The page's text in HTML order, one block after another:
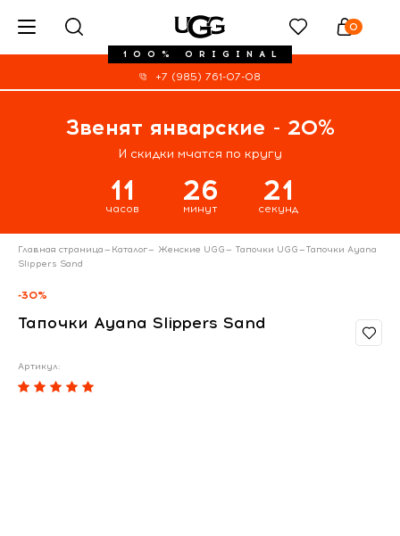
100% ORIGINAL
0
+7 (985) 761-07-08
Звенят январские - 20%
И скидки мчатся по кругу
11
часов
26
минут
21
секунд
Главная страница— Каталог— Женские UGG— Тапочки UGG—Тапочки Ayana
Slippers Sand
-30%
Тапочки Ayana Slippers Sand
Артикул: